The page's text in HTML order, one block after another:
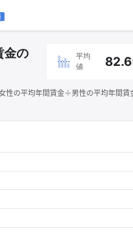
金の
平均
値
性の平均年間賃金÷男性の平均年間